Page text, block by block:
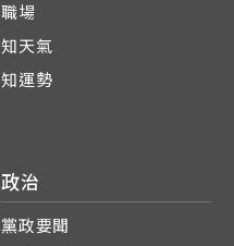
職場
知天氣
知運勢
政治
黨政要聞